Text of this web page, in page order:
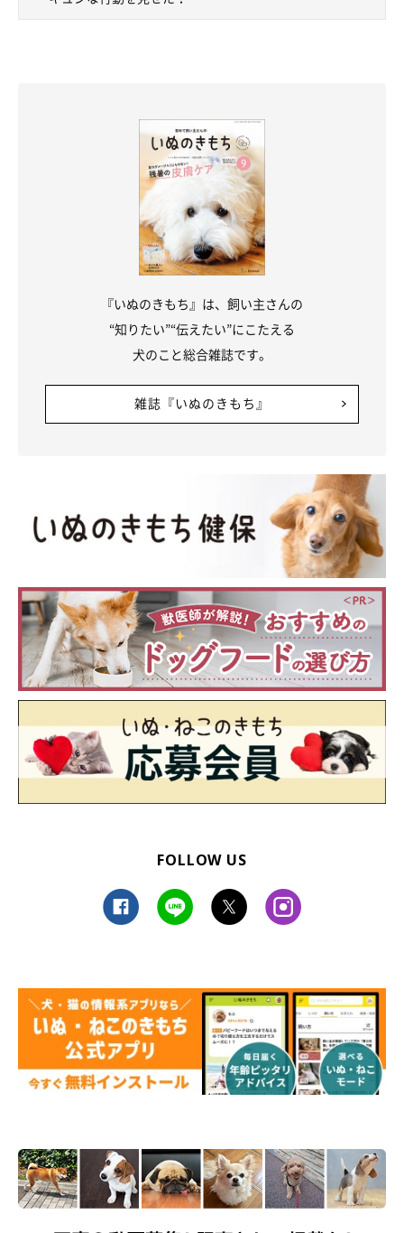
『いぬのきもち』は、飼い主さんの
“知りたい”“伝えたい”にこたえる
犬のこと総合雑誌です。
雑誌『いぬのきもち』
FOLLOW US